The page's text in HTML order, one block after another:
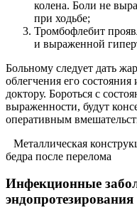
колена. Боли не
при ходьбе;
Тромбофлебит
и выраженной
Больному следует дать
облегчения его
доктору. Бороться с
выраженности, будут
оперативным
Металлическая
бедра после перелома
Инфекционные
эндопротезирования